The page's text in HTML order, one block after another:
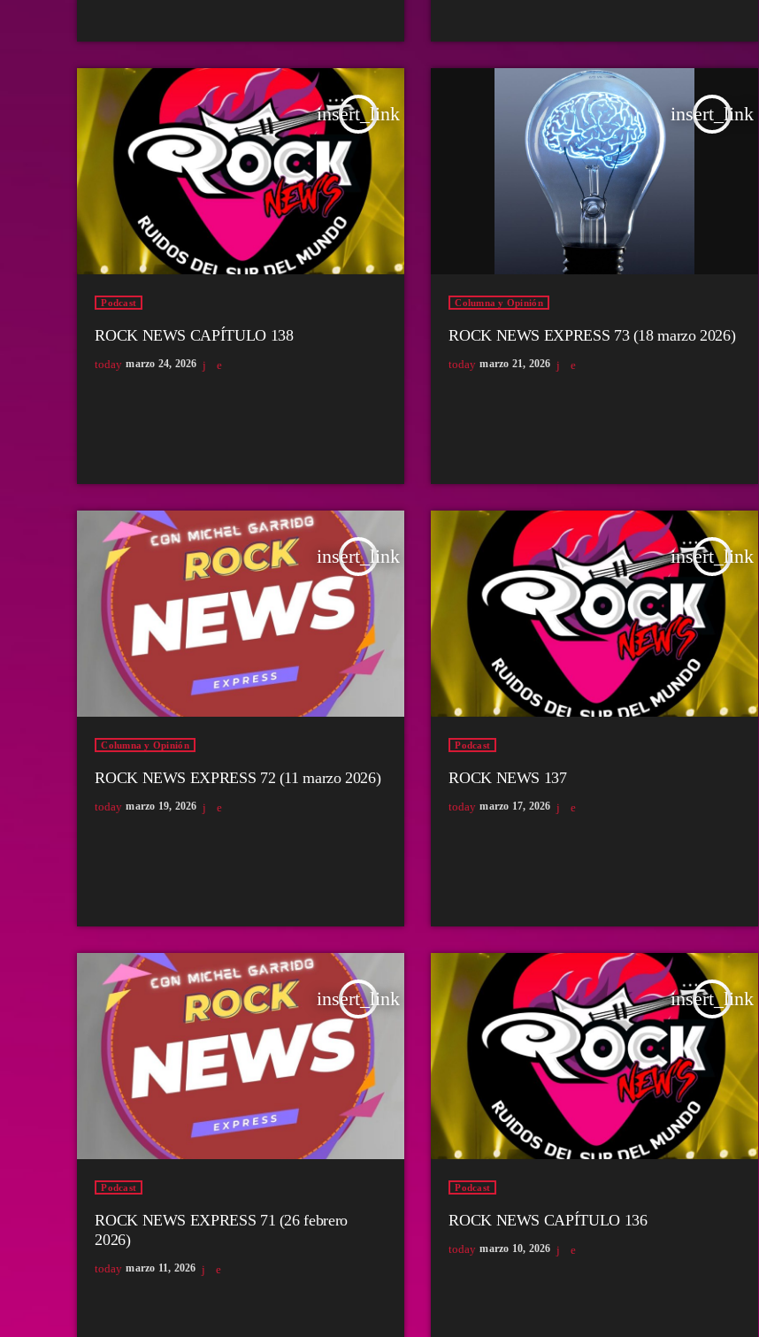
insert_link
Podcast
ROCK NEWS CAPÍTULO 138
today marzo 24, 2026
insert_link
Columna y Opinión
ROCK NEWS EXPRESS 73 (18 marzo 2026)
today marzo 21, 2026
insert_link
Columna y Opinión
ROCK NEWS EXPRESS 72 (11 marzo 2026)
today marzo 19, 2026
insert_link
Podcast
ROCK NEWS 137
today marzo 17, 2026
insert_link
Podcast
ROCK NEWS EXPRESS 71 (26 febrero
2026)
today marzo 11, 2026
insert_link
Podcast
ROCK NEWS CAPÍTULO 136
today marzo 10, 2026